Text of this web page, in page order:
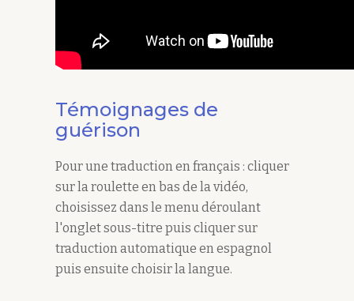
Témoignages de
guérison
Pour une traduction en français : cliquer
sur la roulette en bas de la vidéo,
choisissez dans le menu déroulant
l'onglet sous-titre puis cliquer sur
traduction automatique en espagnol
puis ensuite choisir la langue.